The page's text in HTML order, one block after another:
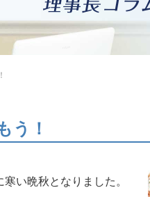
う！
い晩秋となりました。